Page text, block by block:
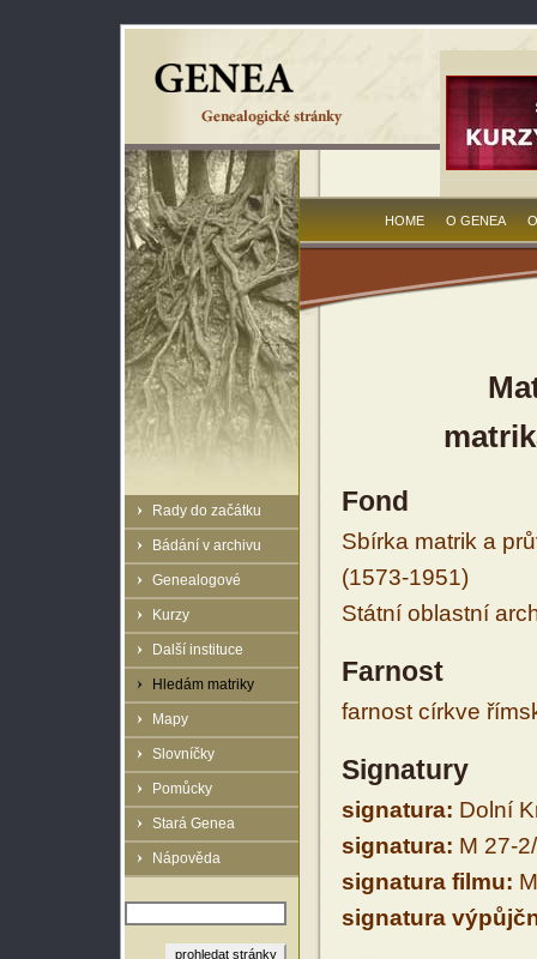
Rady do začátku
Bádání v archivu
Genealogové
Kurzy
Další instituce
Hledám matriky
Mapy
Slovníčky
Pomůcky
Stará Genea
Nápověda
HOME O GENEA
Fond
Sbírka matrik a
(1573-1951)
Státní oblastní
Farnost
farnost církve
Signatury
signatura: Dolní
signatura: M 27-
signatura filmu:
signatura